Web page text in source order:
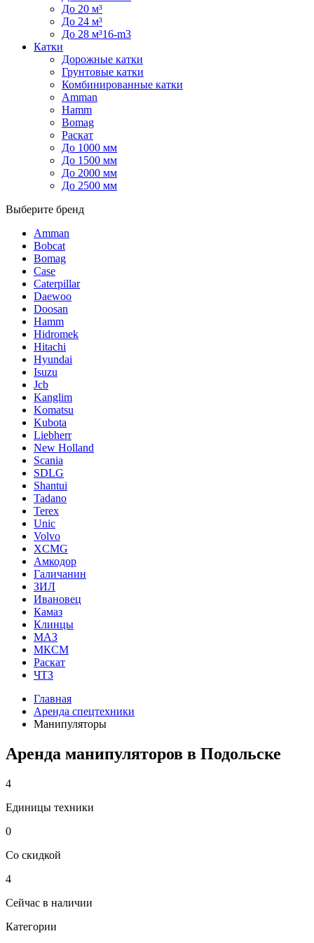
До 20 м³
До 24 м³
До 28 м³16-m3
Катки
Дорожные катки
Грунтовые катки
Комбинированные катки
Amman
Hamm
Bomag
Раскат
До 1000 мм
До 1500 мм
До 2000 мм
До 2500 мм
Выберите бренд
Amman
Bobcat
Bomag
Case
Caterpillar
Daewoo
Doosan
Hamm
Hidromek
Hitachi
Hyundai
Isuzu
Jcb
Kanglim
Komatsu
Kubota
Liebherr
New Holland
Scania
SDLG
Shantui
Tadano
Terex
Unic
Volvo
XCMG
Амкодор
Галичанин
ЗИЛ
Ивановец
Камаз
Клинцы
МАЗ
МКСМ
Раскат
ЧТЗ
Главная
Аренда спецтехники
Манипуляторы
Аренда манипуляторов в Подольске
4
Единицы техники
0
Со скидкой
4
Сейчас в наличии
Категории